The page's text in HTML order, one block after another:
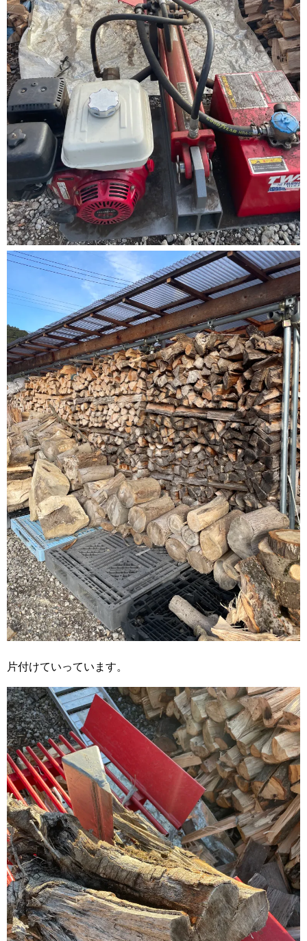
片付けていっています。